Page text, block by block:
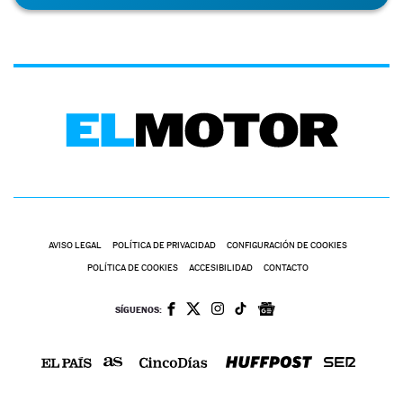
AVISO LEGAL POLÍTICA DE PRIVACIDAD CONFIGURACIÓN DE COOKIES
POLÍTICA DE COOKIES ACCESIBILIDAD CONTACTO
SÍGUENOS: